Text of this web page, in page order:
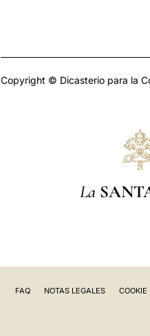
Copyright © Dicasterio para la
La
FAQ NOTAS LEGALES COOKIE